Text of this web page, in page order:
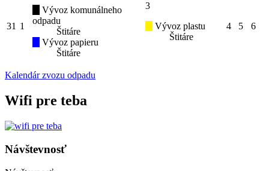
31 1
Vývoz komunálneho
odpadu
Štitáre
Vývoz papieru
Štitáre
3
Vývoz plastu
Štitáre
4 5 6
Kalendár zvozu odpadu
Wifi pre teba
Návštevnosť